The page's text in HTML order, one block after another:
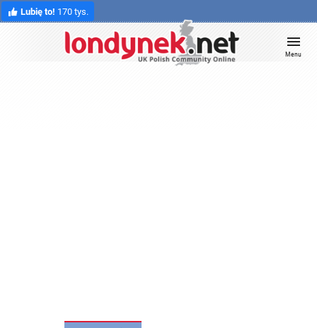
Lubię to! 170 tys.
Menu